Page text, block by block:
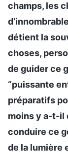
champs, les
détient la
choses,
de guider ce
“puissante
préparatifs
moins y a-t-il
conduire ce
de la lumière